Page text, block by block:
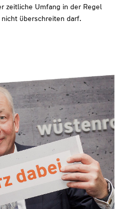
zeitliche Umfang in der Regel
überschreiten darf.